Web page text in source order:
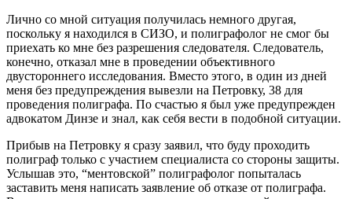
Лично со мной ситуация получилась немного другая,
поскольку я находился в СИЗО, и полиграфолог не смог бы
приехать ко мне без разрешения следователя. Следователь,
конечно, отказал мне в проведении объективного
двустороннего исследования. Вместо этого, в один из дней
меня без предупреждения вывезли на Петровку, 38 для
проведения полиграфа. По счастью я был уже предупрежден
адвокатом Динзе и знал, как себя вести в подобной ситуации.
Прибыв на Петровку я сразу заявил, что буду проходить
полиграф только с участием специалиста со стороны защиты.
Услышав это, “ментовской” полиграфолог попыталась
заставить меня написать заявление об отказе от полиграфа.